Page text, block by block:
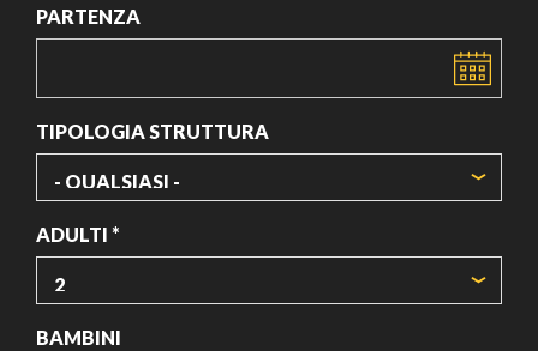
PARTENZA
TIPOLOGIA STRUTTURA
ADULTI *
BAMBINI